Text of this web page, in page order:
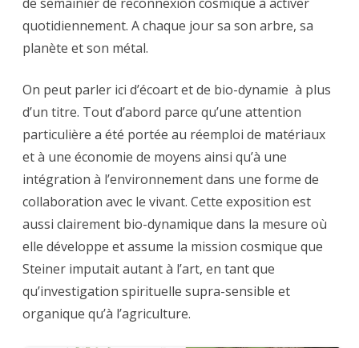
quotidiennement. A chaque jour sa son arbre, sa
planète et son métal.
On peut parler ici d’écoart et de bio-dynamie à plus
d’un titre. Tout d’abord parce qu’une attention
particulière a été portée au réemploi de matériaux
et à une économie de moyens ainsi qu’à une
intégration à l’environnement dans une forme de
collaboration avec le vivant. Cette exposition est
aussi clairement bio-dynamique dans la mesure où
elle développe et assume la mission cosmique que
Steiner imputait autant à l’art, en tant que
qu’investigation spirituelle supra-sensible et
organique qu’à l’agriculture.